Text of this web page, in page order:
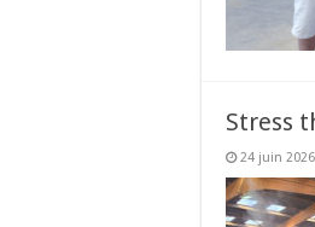
Stress
24 juin 2026